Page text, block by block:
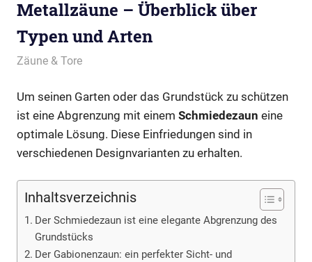
Metallzäune – Überblick über
Typen und Arten
April 16, 2017
Redaktion
Zäune & Tore
Um seinen Garten oder das Grundstück zu schützen
ist eine Abgrenzung mit einem Schmiedezaun eine
optimale Lösung. Diese Einfriedungen sind in
verschiedenen Designvarianten zu erhalten.
Inhaltsverzeichnis
Der Schmiedezaun ist eine elegante Abgrenzung des
Grundstücks
Der Gabionenzaun: ein perfekter Sicht- und